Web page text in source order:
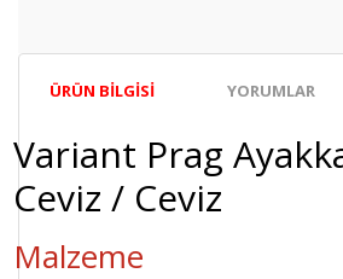
ÜRÜN BILGISI YORUMLAR
Variant Prag
Ceviz / Ceviz
Malzeme